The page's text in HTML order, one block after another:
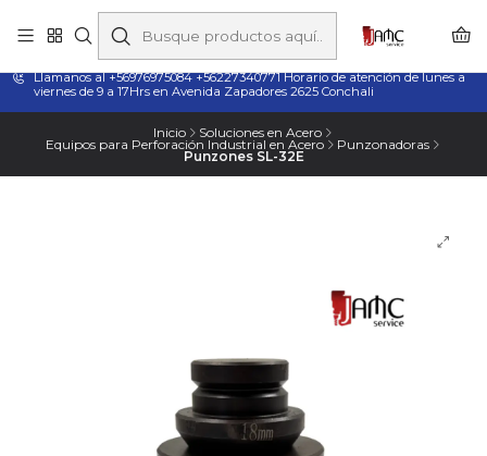
Taladros Magnéticos en Chile | Venta, Arriendo y Servicio
Técnico
Llamanos al +56976975084 +56227340771 Horario de atención de lunes a
viernes de 9 a 17Hrs en Avenida Zapadores 2625 Conchali
Inicio Soluciones en Acero
Equipos para Perforación Industrial en Acero Punzonadoras
Punzones SL-32E